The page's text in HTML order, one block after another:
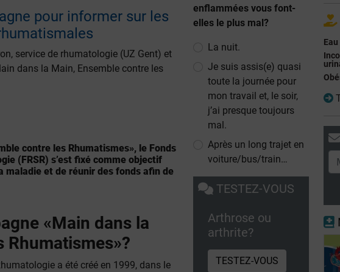
pour informer sur les
service de rhumatologie (UZ Gent) et
dans la Main, Ensemble contre les
contre les Rhumatismes», le Fonds
(FRSR) s’est fixé comme objectif
maladie et de réunir des fonds afin de
«Main dans la
Rhumatismes»?
a été créé en 1999, dans le
enflammées vous font-
elles le plus mal?
La nuit.
Je suis assis(e) quasi
toute la journée pour
mon travail et, le soir,
j’ai presque toujours
mal.
Après un long trajet en
voiture/bus/train…
TESTEZ-VOUS
Arthrose ou
arthrite?
TESTEZ-VOUS